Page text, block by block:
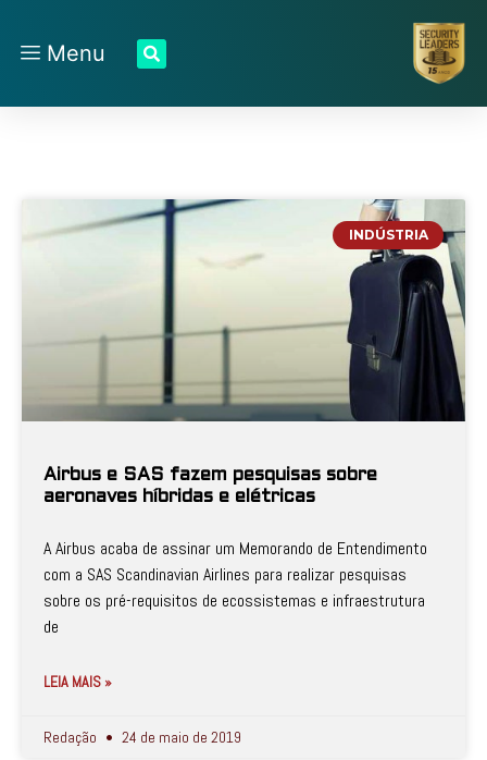
Menu
INDÚSTRIA
Airbus e SAS fazem pesquisas sobre
aeronaves híbridas e elétricas
A Airbus acaba de assinar um Memorando de Entendimento
com a SAS Scandinavian Airlines para realizar pesquisas
sobre os pré-requisitos de ecossistemas e infraestrutura
de
LEIA MAIS »
Redação 24 de maio de 2019